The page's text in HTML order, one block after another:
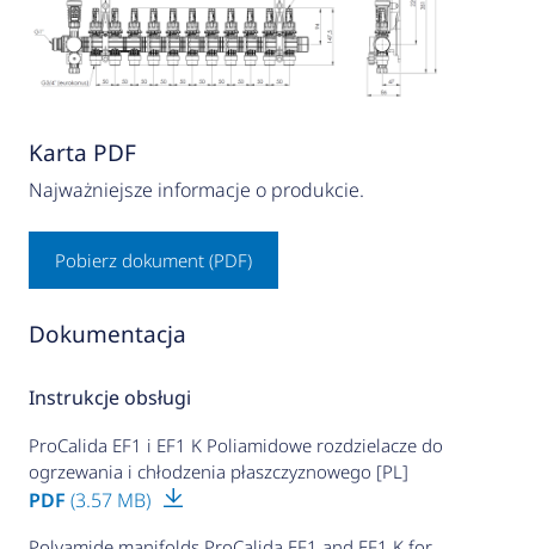
Karta PDF
Najważniejsze informacje o produkcie.
Pobierz dokument (PDF)
Dokumentacja
Instrukcje obsługi
ProCalida EF1 i EF1 K Poliamidowe rozdzielacze do
ogrzewania i chłodzenia płaszczyznowego [PL]
PDF (3.57 MB)